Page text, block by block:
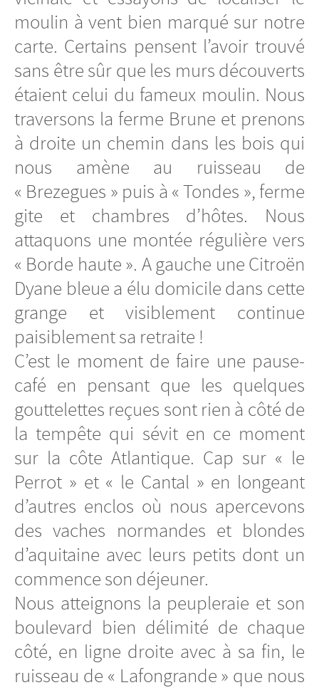
moulin à vent bien marqué sur notre
carte. Certains pensent l’avoir trouvé
sans être sûr que les murs découverts
étaient celui du fameux moulin. Nous
traversons la ferme Brune et prenons
à droite un chemin dans les bois qui
nous amène au ruisseau de
« Brezegues » puis à « Tondes », ferme
gite et chambres d’hôtes. Nous
attaquons une montée régulière vers
« Borde haute ». A gauche une Citroën
Dyane bleue a élu domicile dans cette
grange et visiblement continue
paisiblement sa retraite !
C’est le moment de faire une pause-
café en pensant que les quelques
gouttelettes reçues sont rien à côté de
la tempête qui sévit en ce moment
sur la côte Atlantique. Cap sur « le
Perrot » et « le Cantal » en longeant
d’autres enclos où nous apercevons
des vaches normandes et blondes
d’aquitaine avec leurs petits dont un
commence son déjeuner.
Nous atteignons la peupleraie et son
boulevard bien délimité de chaque
côté, en ligne droite avec à sa fin, le
ruisseau de « Lafongrande » que nous